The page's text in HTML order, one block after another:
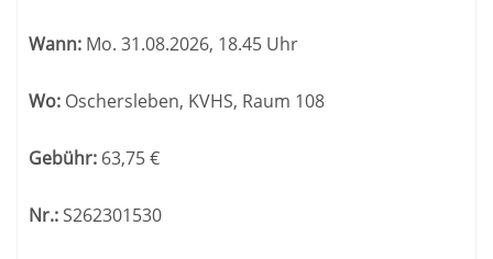
Wann: Mo. 31.08.2026, 18.45 Uhr
Wo: Oschersleben, KVHS, Raum 108
Gebühr: 63,75€
Nr.:S262301530